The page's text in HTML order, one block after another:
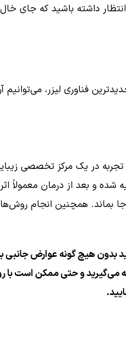
انتظار داشته باشید که جای
فناوری لیزر،
در یک مرکز تخصصی
و بعد از درمان معمولاً
بماند. همچنین انجام
هیچ گونه عوارض جانبی
می‌گیرید و حتی ممکن